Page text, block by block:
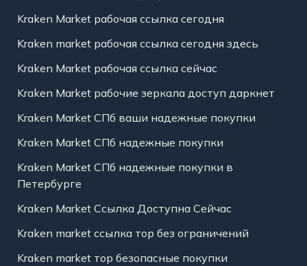
Kraken Market рабочая ссылка сегодня
Kraken market рабочая ссылка сегодня здесь
Kraken Market рабочая ссылка сейчас
Kraken Market рабочие зеркала доступ даркнет
Kraken Market СПб ваши надежные покупки
Kraken Market СПб надежные покупки
Kraken Market СПб надежные покупки в
Петербурге
Kraken Market Ссылка Доступна Сейчас
Kraken market ссылка тор без ограничений
Kraken market тор безопасные покупки